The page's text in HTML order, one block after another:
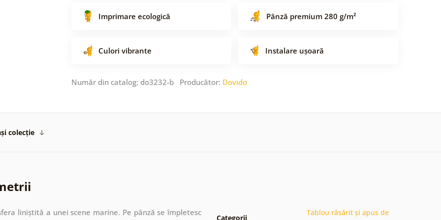
Imprimare ecologică Pânză premium 280 g/m²
Culori vibrante Instalare ușoară
Număr din catalog: do3232-b Producător: Dovido
colecție
liniștită a unei scene marine. Pe pânză se împletesc
Categorii
Tablou răsărit și apus de